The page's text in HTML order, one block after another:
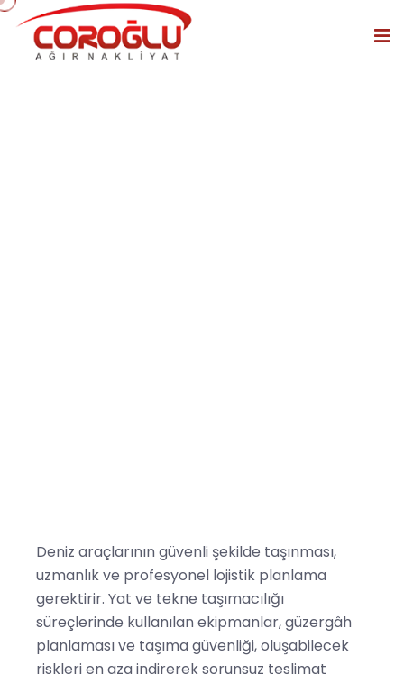
Deniz araçlarının güvenli şekilde taşınması,
uzmanlık ve profesyonel lojistik planlama
gerektirir. Yat ve tekne taşımacılığı
süreçlerinde kullanılan ekipmanlar, güzergâh
planlaması ve taşıma güvenliği, oluşabilecek
riskleri en aza indirerek sorunsuz teslimat